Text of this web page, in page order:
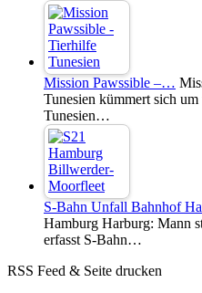
Mission Pawssible –…
Tunesien kümmert sich
Tunesien…
S-Bahn Unfall Bahnhof
Hamburg Harburg: Mann
erfasst S-Bahn…
RSS Feed & Seite drucken